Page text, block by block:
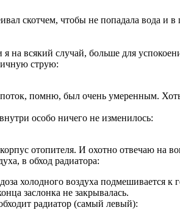
скотчем, чтобы не попадала вода и
на всякий случай, больше для
струю:
помню, был очень умеренным.
особо ничего не изменилось:
отопителя. И охотно отвечаю на
в обход радиатора:
холодного воздуха подмешивается
заслонка не закрывалась.
радиатор (самый левый):